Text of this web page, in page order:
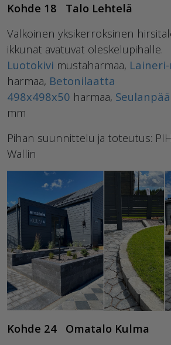
Kohde 18 Talo Lehtelä
Valkoinen yksikerroksinen
ikkunat avatuvat oleskelupihalle.
Luotokivi mustaharmaa,
harmaa, Betonilaatta
498x498x50 harmaa,
mm
Pihan suunnittelu ja toteutus:
Wallin
Kohde 24 Omatalo Kulma